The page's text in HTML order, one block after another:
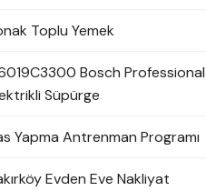
Toplu Yemek
Bosch
Süpürge
Yapma Antrenman Programı
Evden Eve Nakliyat